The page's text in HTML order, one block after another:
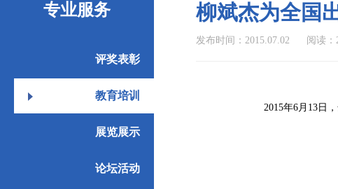
专业服务
评奖表彰
教育培训
展览展示
论坛活动
柳斌杰为全国
发布时间：2015.07.02 阅读：
2015年6月13日